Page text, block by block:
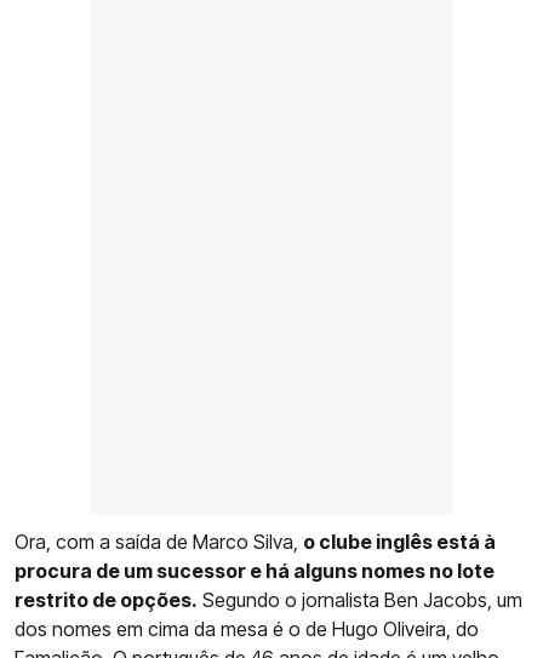
Ora, com a saída de Marco Silva, o clube inglês está à
procura de um sucessor e há alguns nomes no lote
restrito de opções. Segundo o jornalista Ben Jacobs, um
dos nomes em cima da mesa é o de Hugo Oliveira, do